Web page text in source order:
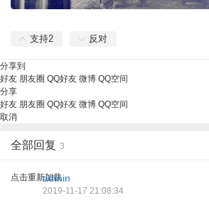
支持2 反对
分享到
好友 朋友圈 QQ好友 微博 QQ空间
分享
好友 朋友圈 QQ好友 微博 QQ空间
取消
全部回复 3
点击重新加载
admin
2019-11-17 21:08:34